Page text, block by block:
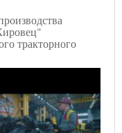
тракторного